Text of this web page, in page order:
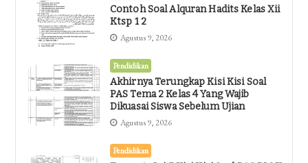
Contoh Soal Alquran Hadits Kelas Xii
Ktsp 1 2
Agustus 9, 2026
Pendidikan
Akhirnya Terungkap Kisi Kisi Soal
PAS Tema 2 Kelas 4 Yang Wajib
Dikuasai Siswa Sebelum Ujian
Agustus 9, 2026
Pendidikan